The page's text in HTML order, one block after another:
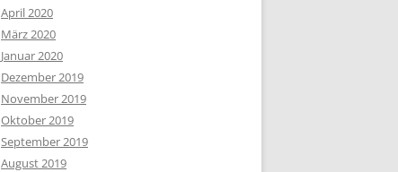
April 2020
März 2020
Januar 2020
Dezember 2019
November 2019
Oktober 2019
September 2019
August 2019